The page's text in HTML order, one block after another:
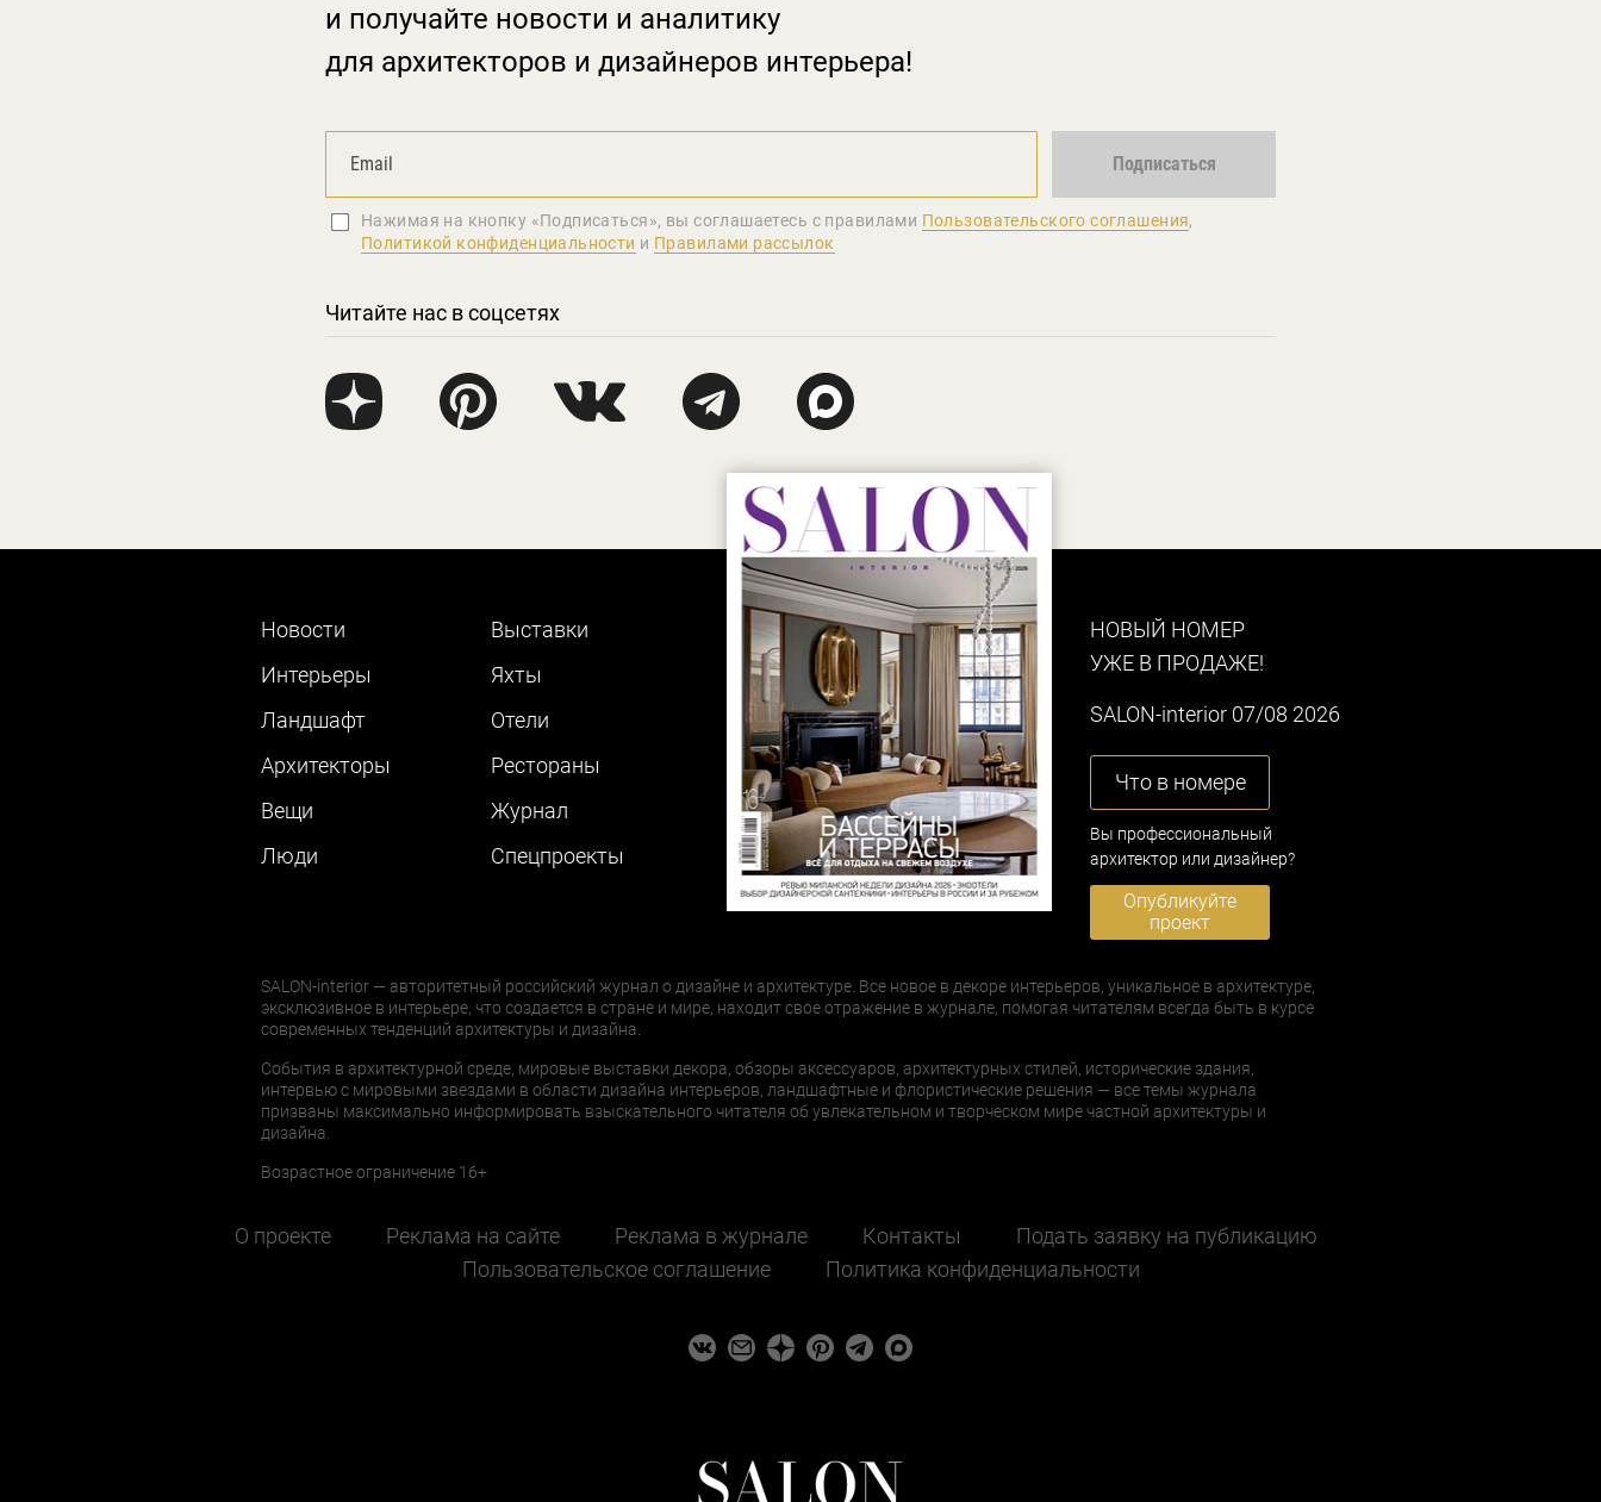
и получайте новости и аналитику
для архитекторов и дизайнеров интерьера!
Подписаться
Нажимая на кнопку «Подписаться», вы соглашаетеcь с правилами Пользовательского соглашения,
Политикой конфиденциальности и Правилами рассылок
Читайте нас в соцсетях
Новости
Интерьеры
Ландшафт
Архитекторы
Вещи
Люди
Выставки
Яхты
Отели
Рестораны
Журнал
Cпецпроекты
НОВЫЙ НОМЕР
УЖЕ В ПРОДАЖЕ!
SALON-interior 07/08 2026
Что в номере
Вы профессиональный
архитектор или дизайнер?
Опубликуйте
проект
SALON-interior — авторитетный российский журнал о дизайне и архитектуре. Все новое в декоре интерьеров, уникальное в архитектуре,
эксклюзивное в интерьере, что создается в стране и мире, находит свое отражение в журнале, помогая читателям всегда быть в курсе
современных тенденций архитектуры и дизайна.
События в архитектурной среде, мировые выставки декора, обзоры аксессуаров, архитектурных стилей, исторические здания,
интервью с мировыми звездами в области дизайна интерьеров, ландшафтные и флористические решения — все темы журнала
призваны максимально информировать взыскательного читателя об увлекательном и творческом мире частной архитектуры и
дизайна.
Возрастное ограничение 16+
О проекте Реклама на сайте Реклама в журнале Контакты
Подать заявку на публикацию
Пользовательское соглашение
Политика конфиденциальности